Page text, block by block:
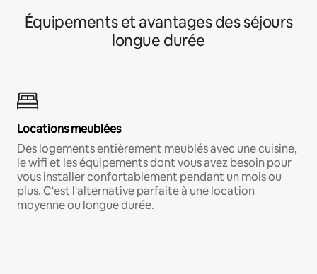
Équipements et avantages des séjours
longue durée
Locations meublées
Des logements entièrement meublés avec une cuisine,
le wifi et les équipements dont vous avez besoin pour
vous installer confortablement pendant un mois ou
plus. C'est l'alternative parfaite à une location
moyenne ou longue durée.